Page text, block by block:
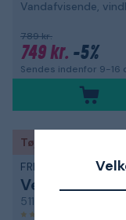
789 kr.
749 kr. -5%
Sendes indenfor 9-16
Tøj & sko
FRISTADS
Vest
511 FAS